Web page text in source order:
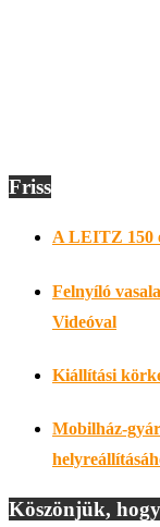
Friss
A LEITZ 150
Felnyíló
Videóval
Kiállítási
Mobilház-
Köszönjük,